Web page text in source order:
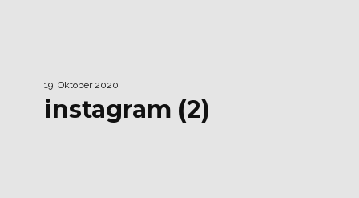
19. Oktober 2020
instagram (2)